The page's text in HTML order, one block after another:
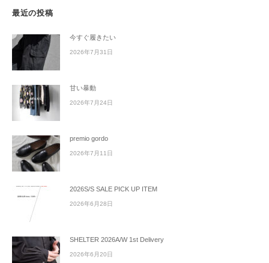
最近の投稿
今すぐ履きたい
2026年7月31日
甘い暴動
2026年7月24日
premio gordo
2026年7月11日
2026S/S SALE PICK UP ITEM
2026年6月28日
SHELTER 2026A/W 1st Delivery
2026年6月20日